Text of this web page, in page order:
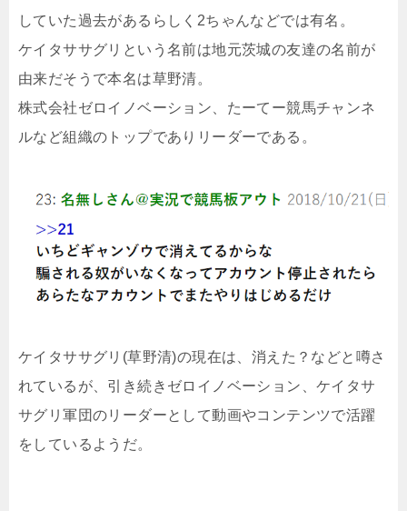
していた過去があるらしく2ちゃんなどでは有名。
ケイタササグリという名前は地元茨城の友達の名前が
由来だそうで本名は草野清。
株式会社ゼロイノベーション、たーてー競馬チャンネ
ルなど組織のトップでありリーダーである。
ケイタササグリ(草野清)の現在は、消えた？などと噂さ
れているが、引き続きゼロイノベーション、ケイタサ
サグリ軍団のリーダーとして動画やコンテンツで活躍
をしているようだ。